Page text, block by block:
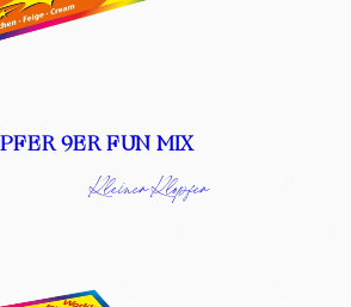
9ER FUN MIX
Kleiner Klopfer